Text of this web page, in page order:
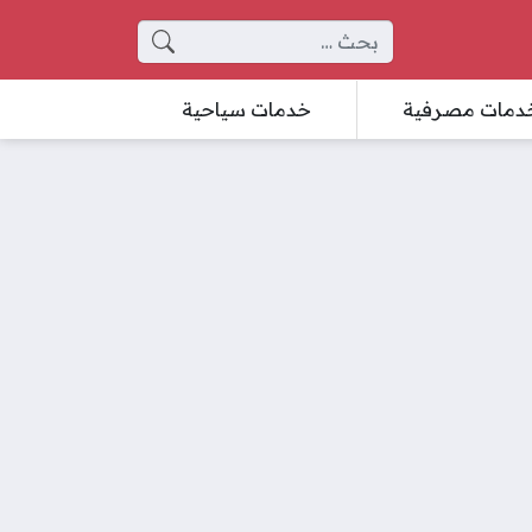
البحث عن:
مصرفية خدمات سياحية